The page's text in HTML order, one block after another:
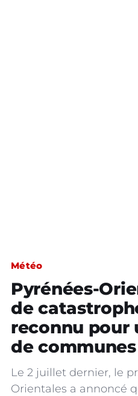
Météo
Pyrénées-
de
reconnu pour
de communes
Le 2 juillet dernier, le
Orientales a annoncé